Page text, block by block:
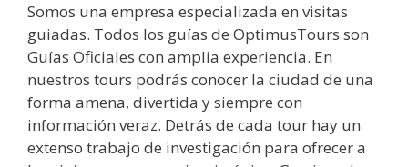
Somos una empresa especializada en visitas
guiadas. Todos los guías de OptimusTours son
Guías Oficiales con amplia experiencia. En
nuestros tours podrás conocer la ciudad de una
forma amena, divertida y siempre con
información veraz. Detrás de cada tour hay un
extenso trabajo de investigación para ofrecer a